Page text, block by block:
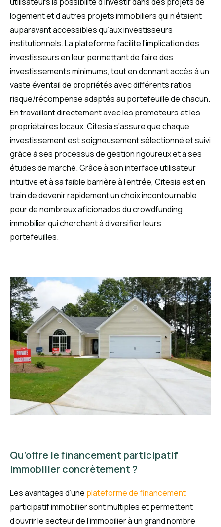
logement et d’autres projets immobiliers qui n’étaient
auparavant accessibles qu’aux investisseurs
institutionnels. La plateforme facilite l’implication des
investisseurs en leur permettant de faire des
investissements minimums, tout en donnant accès à un
vaste éventail de propriétés avec différents ratios
risque/récompense adaptés au portefeuille de chacun.
En travaillant directement avec les promoteurs et les
propriétaires locaux, Citesia s’assure que chaque
investissement est soigneusement sélectionné et suivi
grâce à ses processus de gestion rigoureux et à ses
études de marché. Grâce à son interface utilisateur
intuitive et à sa faible barrière à l’entrée, Citesia est en
train de devenir rapidement un choix incontournable
pour de nombreux aficionados du crowdfunding
immobilier qui cherchent à diversifier leurs
portefeuilles.
Qu’offre le financement participatif
immobilier concrètement ?
Les avantages d’une plateforme de financement
participatif immobilier sont multiples et permettent
d’ouvrir le secteur de l’immobilier à un grand nombre